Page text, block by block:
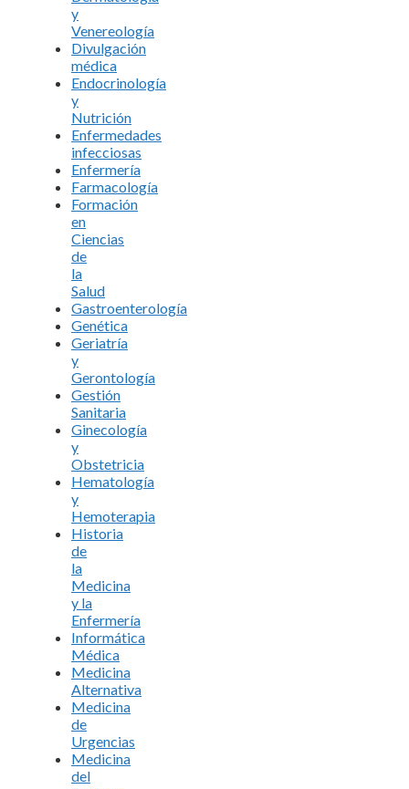
y
Venereología
Divulgación
médica
Endocrinología
y
Nutrición
Enfermedades
infecciosas
Enfermería
Farmacología
Formación
en
Ciencias
de
la
Salud
Gastroenterología
Genética
Geriatría
y
Gerontología
Gestión
Sanitaria
Ginecología
y
Obstetricia
Hematología
y
Hemoterapia
Historia
de
la
Medicina
y la
Enfermería
Informática
Médica
Medicina
Alternativa
Medicina
de
Urgencias
Medicina
del